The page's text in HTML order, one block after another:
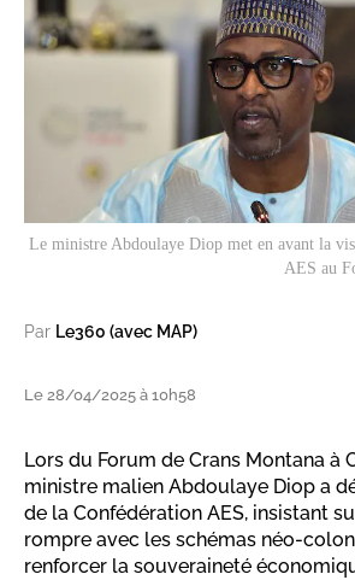
Le ministre Abdoulaye Diop met en avant la
AES au
Par Le360 (avec MAP)
Le 28/04/2025 à 10h58
Lors du Forum de Crans Montana à
ministre malien Abdoulaye Diop a
de la Confédération AES, insistant
rompre avec les schémas néo-
renforcer la souveraineté